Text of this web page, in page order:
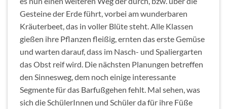
Gesteine der Erde führt, vorbei am wunderbaren
Kräuterbeet, das in voller Blüte steht. Alle Klassen
gießen ihre Pflanzen fleißig, ernten das erste Gemüse
und warten darauf, dass im Nasch- und Spaliergarten
das Obst reif wird. Die nächsten Planungen betreffen
den Sinnesweg, dem noch einige interessante
Segmente für das Barfußgehen fehlt. Mal sehen, was
sich die SchülerInnen und Schüler da für ihre Füße